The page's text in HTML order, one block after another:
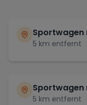
Sportwagen
5 km entfernt
Sportwagen
5 km entfernt